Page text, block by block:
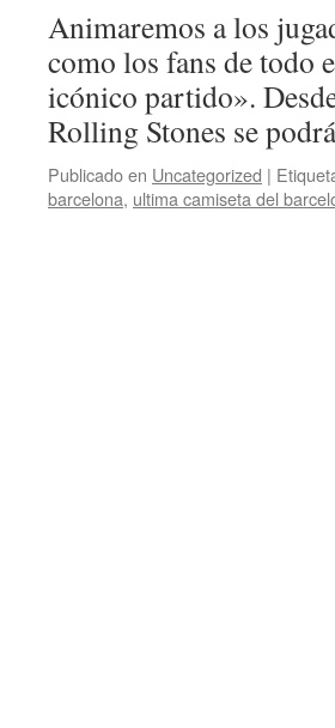
Animaremos a los
como los fans de todo
icónico partido».
Rolling Stones se
Publicado en Uncategorized |
barcelona, ultima camiseta del